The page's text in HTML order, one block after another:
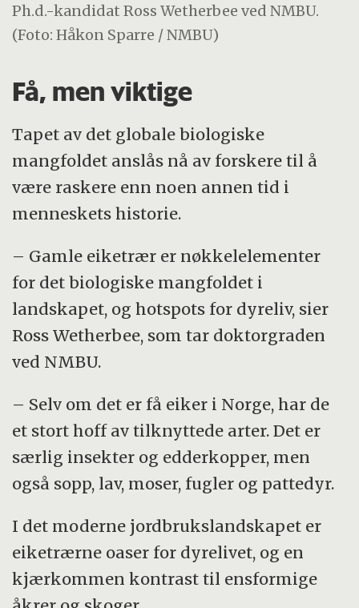
Ph.d.-kandidat Ross Wetherbee ved NMBU.
(Foto: Håkon Sparre / NMBU)
Få, men viktige
Tapet av det globale biologiske
mangfoldet anslås nå av forskere til å
være raskere enn noen annen tid i
menneskets historie.
– Gamle eiketrær er nøkkelelementer
for det biologiske mangfoldet i
landskapet, og hotspots for dyreliv, sier
Ross Wetherbee, som tar doktorgraden
ved NMBU.
– Selv om det er få eiker i Norge, har de
et stort hoff av tilknyttede arter. Det er
særlig insekter og edderkopper, men
også sopp, lav, moser, fugler og pattedyr.
I det moderne jordbrukslandskapet er
eiketrærne oaser for dyrelivet, og en
kjærkommen kontrast til ensformige